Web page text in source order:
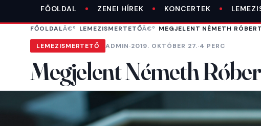
FŐOLDAL ZENEI HÍREK KONCERTEK
FŐOLDAL LEMEZISMERTETŐ MEGJELENT NÉMETH
LEMEZISMERTETŐ ADMIN·2019. OKTÓBER 27.·4 PERC
Megjelent Németh